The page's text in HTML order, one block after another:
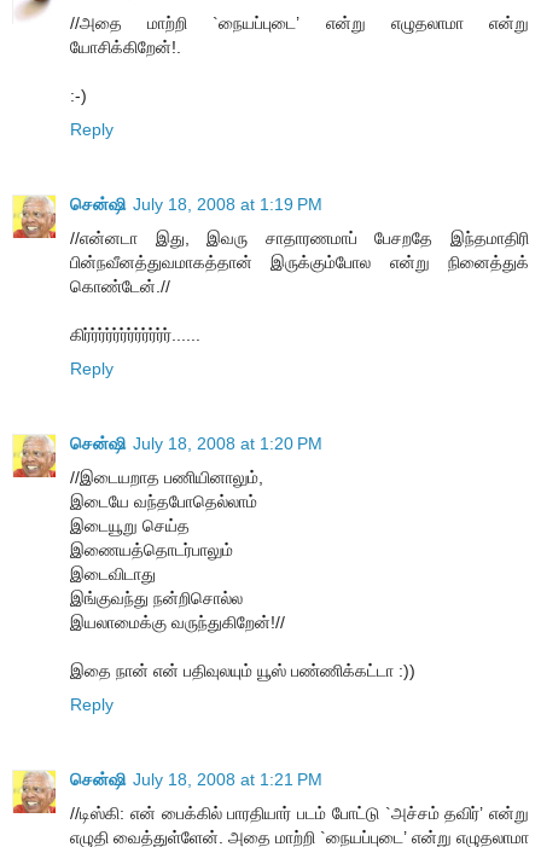
//அதை மாற்றி `நையப்புடை’ என்று எழுதலாமா என்று
யோசிக்கிறேன்!.
:-)
Reply
சென்ஷி July 18, 2008 at 1:19 PM
//என்னடா இது, இவரு சாதாரணமாப் பேசறதே இந்தமாதிரி
பின்நவீனத்துவமாகத்தான் இருக்கும்போல என்று நினைத்துக்
கொண்டேன்.//
கிர்ர்ர்ர்ர்ர்ர்ர்ர்ர்ர்ர்......
Reply
சென்ஷி July 18, 2008 at 1:20 PM
//இடையறாத பணியினாலும்,
இடையே வந்தபோதெல்லாம்
இடையூறு செய்த
இணையத்தொடர்பாலும்
இடைவிடாது
இங்குவந்து நன்றிசொல்ல
இயலாமைக்கு வருந்துகிறேன்!//
இதை நான் என் பதிவுலயும் யூஸ் பண்ணிக்கட்டா :))
Reply
சென்ஷி July 18, 2008 at 1:21 PM
//டிஸ்கி: என் பைக்கில் பாரதியார் படம் போட்டு `அச்சம் தவிர்’ என்று
எழுதி வைத்துள்ளேன். அதை மாற்றி `நையப்புடை’ என்று எழுதலாமா